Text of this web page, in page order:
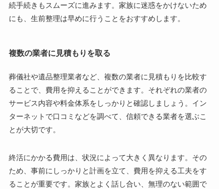
続手続きもスムーズに進みます。家族に迷惑をかけないため
にも、生前整理は早めに行うことをおすすめします。
複数の業者に見積もりを取る
葬儀社や遺品整理業者など、複数の業者に見積もりを比較す
ることで、費用を抑えることができます。それぞれの業者の
サービス内容や料金体系をしっかりと確認しましょう。イン
ターネットで口コミなどを調べて、信頼できる業者を選ぶこ
とが大切です。
終活にかかる費用は、状況によって大きく異なります。その
ため、事前にしっかりと計画を立て、費用を抑える工夫をす
ることが重要です。家族とよく話し合い、無理のない範囲で